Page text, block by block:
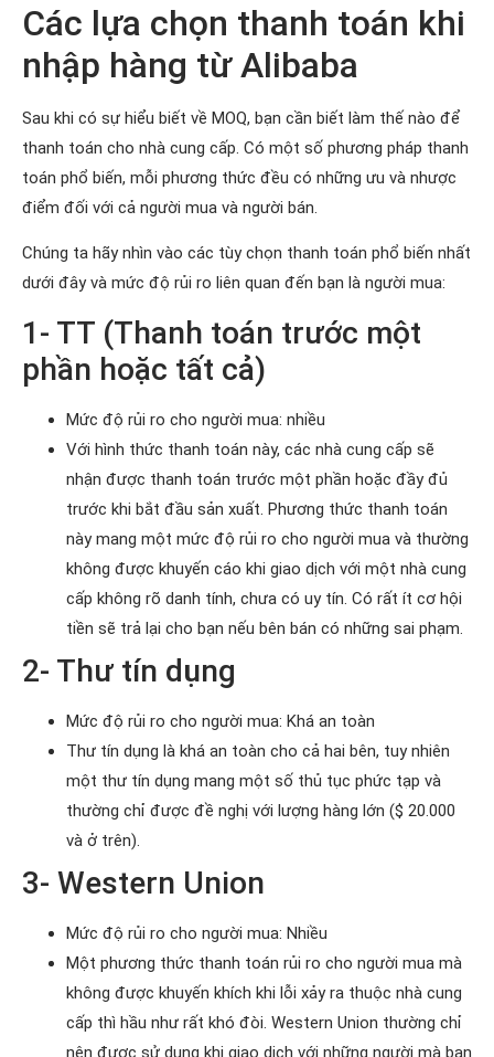
Các lựa chọn thanh toán khi
nhập hàng từ Alibaba
Sau khi có sự hiểu biết về MOQ, bạn cần biết làm thế nào để
thanh toán cho nhà cung cấp. Có một số phương pháp thanh
toán phổ biến, mỗi phương thức đều có những ưu và nhược
điểm đối với cả người mua và người bán.
Chúng ta hãy nhìn vào các tùy chọn thanh toán phổ biến nhất
dưới đây và mức độ rủi ro liên quan đến bạn là người mua:
1- TT (Thanh toán trước một
phần hoặc tất cả)
Mức độ rủi ro cho người mua: nhiều
Với hình thức thanh toán này, các nhà cung cấp sẽ
nhận được thanh toán trước một phần hoặc đầy đủ
trước khi bắt đầu sản xuất. Phương thức thanh toán
này mang một mức độ rủi ro cho người mua và thường
không được khuyến cáo khi giao dịch với một nhà cung
cấp không rõ danh tính, chưa có uy tín. Có rất ít cơ hội
tiền sẽ trả lại cho bạn nếu bên bán có những sai phạm.
2- Thư tín dụng
Mức độ rủi ro cho người mua: Khá an toàn
Thư tín dụng là khá an toàn cho cả hai bên, tuy nhiên
một thư tín dụng mang một số thủ tục phức tạp và
thường chỉ được đề nghị với lượng hàng lớn ($ 20.000
và ở trên).
3- Western Union
Mức độ rủi ro cho người mua: Nhiều
Một phương thức thanh toán rủi ro cho người mua mà
không được khuyến khích khi lỗi xảy ra thuộc nhà cung
cấp thì hầu như rất khó đòi. Western Union thường chỉ
nên được sử dụng khi giao dịch với những người mà bạn